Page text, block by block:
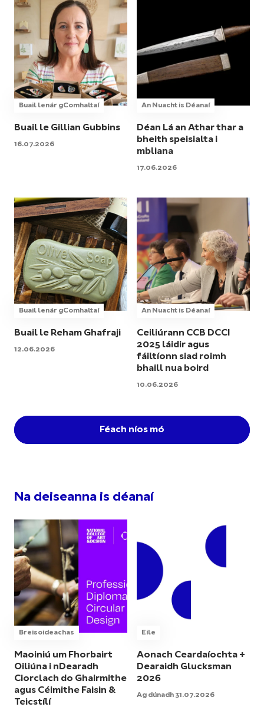
Buail lenár gComhaltaí
Buail le Gillian Gubbins
16.07.2026
An Nuacht is Déanaí
Déan Lá an Athar thar a
bheith speisialta i
mbliana
17.06.2026
Buail lenár gComhaltaí
Buail le Reham Ghafraji
12.06.2026
An Nuacht is Déanaí
Ceiliúrann CCB DCCI
2025 láidir agus
fáiltíonn siad roimh
bhaill nua boird
10.06.2026
Féach níos mó
Na deiseanna is déanaí
Breisoideachas
Maoiniú um Fhorbairt
Oiliúna i nDearadh
Ciorclach do Ghairmithe
agus Céimithe Faisin &
Teicstílí
Eile
Aonach Ceardaíochta +
Dearaidh Glucksman
2026
Ag dúnadh 31.07.2026